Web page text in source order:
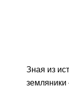
Зная из